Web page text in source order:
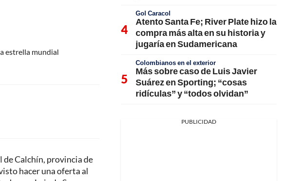
estrella mundial
de Calchín, provincia de
hacer una oferta al
Gol Caracol
Atento Santa Fe; River Plate hizo la
compra más alta en su historia y
jugaría en Sudamericana
Colombianos en el exterior
Más sobre caso de Luis Javier
Suárez en Sporting; “cosas
ridículas” y “todos olvidan”
PUBLICIDAD